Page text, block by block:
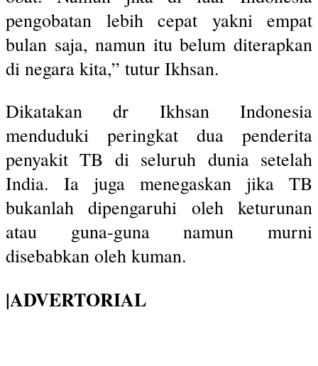
pengobatan lebih cepat yakni empat
bulan saja, namun itu belum diterapkan
di negara kita,” tutur Ikhsan.
Dikatakan dr Ikhsan Indonesia
menduduki peringkat dua penderita
penyakit TB di seluruh dunia setelah
India. Ia juga menegaskan jika TB
bukanlah dipengaruhi oleh keturunan
atau guna-guna namun murni
disebabkan oleh kuman.
|ADVERTORIAL